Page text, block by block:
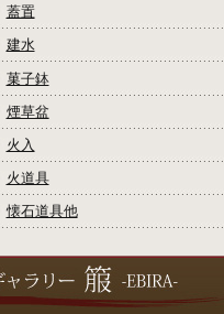
蓋置
建水
菓子鉢
煙草盆
火入
火道具
懐石道具他